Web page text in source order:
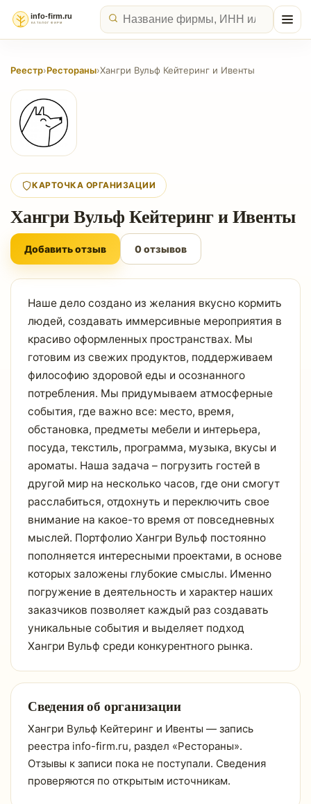
Реестр›Рестораны›Хангри Вульф Кейтеринг и Ивенты
КАРТОЧКА ОРГАНИЗАЦИИ
Хангри Вульф Кейтеринг и Ивенты
Добавить отзыв 0 отзывов
Наше дело создано из желания вкусно кормить
людей, создавать иммерсивные мероприятия в
красиво оформленных пространствах. Мы
готовим из свежих продуктов, поддерживаем
философию здоровой еды и осознанного
потребления. Мы придумываем атмосферные
события, где важно все: место, время,
обстановка, предметы мебели и интерьера,
посуда, текстиль, программа, музыка, вкусы и
ароматы. Наша задача – погрузить гостей в
другой мир на несколько часов, где они смогут
расслабиться, отдохнуть и переключить свое
внимание на какое-то время от повседневных
мыслей. Портфолио Хангри Вульф постоянно
пополняется интересными проектами, в основе
которых заложены глубокие смыслы. Именно
погружение в деятельность и характер наших
заказчиков позволяет каждый раз создавать
уникальные события и выделяет подход
Хангри Вульф среди конкурентного рынка.
Сведения об организации
Хангри Вульф Кейтеринг и Ивенты — запись
реестра info-firm.ru, раздел «Рестораны».
Отзывы к записи пока не поступали. Сведения
проверяются по открытым источникам.